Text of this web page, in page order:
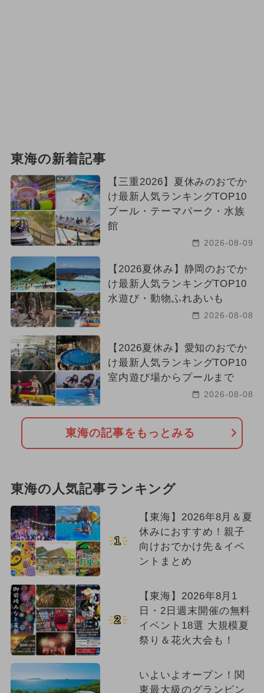
イルミネーション
2024年10月のイベント 冬休み
2024年4月のイベント
2024年5月のイベント
2024年9月のイベント
夏休み（日帰り）
2025年6月のイベント
2026年6月のイベント アウトドア
お正月 2023年12月のイベント
2024年2月のイベント
東海の新着記事
【三重2026】夏休みのおでか
け最新人気ランキングTOP10
プール・テーマパーク・水族
館
2026-08-09
【2026夏休み】静岡のおでか
け最新人気ランキングTOP10
水遊び・動物ふれあいも
2026-08-08
【2026夏休み】愛知のおでか
け最新人気ランキングTOP10
室内遊び場からプールまで
2026-08-08
東海の記事をもっとみる
東海の人気記事ランキング
1
【東海】2026年8月＆夏
休みにおすすめ！親子
向けおでかけ先＆イベ
ントまとめ
2
【東海】2026年8月1
日・2日週末開催の無料
イベント18選 大規模夏
祭り＆花火大会も！
いよいよオープン！関
東最大級のグランピン